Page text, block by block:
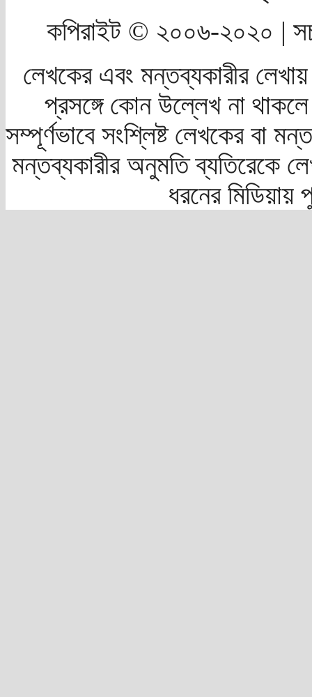
কপিরাইট © ২০০৬-২০২০ |
লেখকের এবং মন্তব্যকারীর
প্রসঙ্গে কোন উল্লেখ না
সম্পূর্ণভাবে সংশ্লিষ্ট লেখকের বা
মন্তব্যকারীর অনুমতি ব্যতিরেকে
ধরনের মিডিয়ায়